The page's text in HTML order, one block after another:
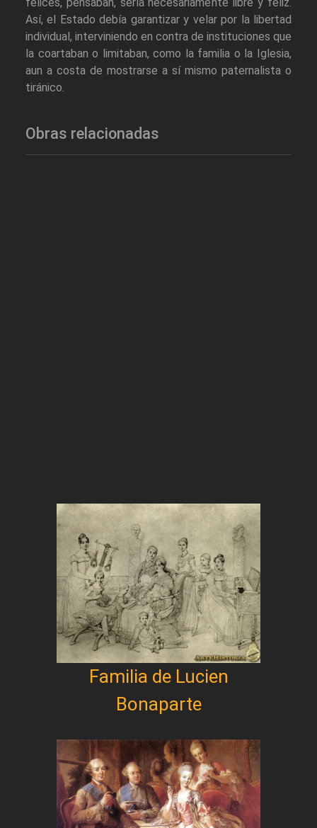
felices, pensaban, sería necesariamente libre y feliz.
Así, el Estado debía garantizar y velar por la libertad
individual, interviniendo en contra de instituciones que
la coartaban o limitaban, como la familia o la Iglesia,
aun a costa de mostrarse a sí mismo paternalista o
tiránico.
Obras relacionadas
Familia de Lucien
Bonaparte